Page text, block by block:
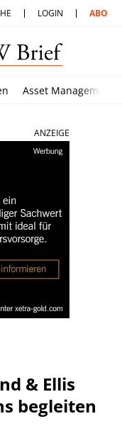
LOGIN ABO
Asset Management
ANZEIGE
& Ellis
begleiten